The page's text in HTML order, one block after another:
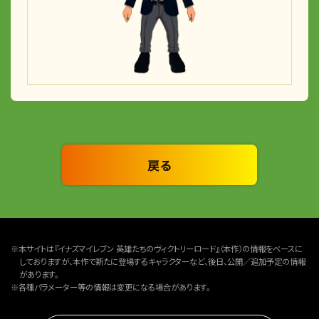
戻る
※本サイトは『イナズマイレブン 英雄たちのヴィクトリーロード』（本作）の情報をベースに
しておりますが、本作で新たに登場するキャラクターなど、後日、公開／追加予定の情報
があります。
※各種パラメーター等の情報は変更になる場合があります。